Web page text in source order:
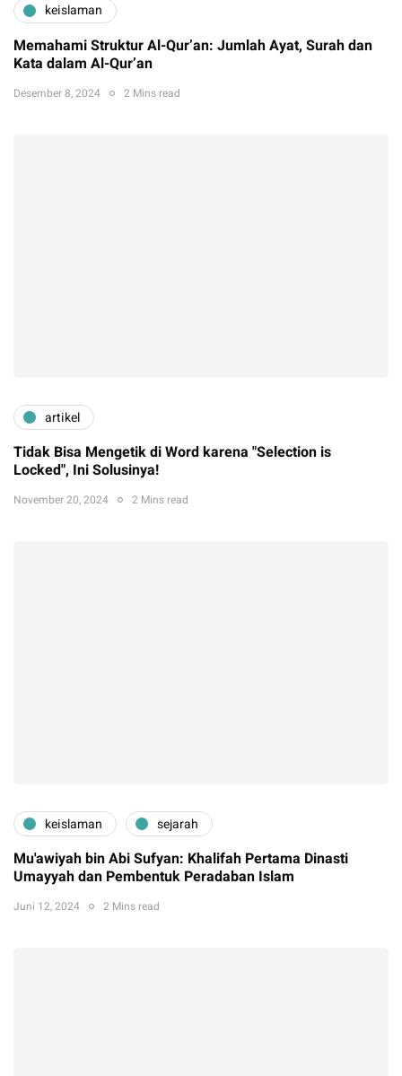
keislaman
Memahami Struktur Al-Qur’an: Jumlah Ayat, Surah dan
Kata dalam Al-Qur’an
Desember 8, 2024 2 Mins read
artikel
Tidak Bisa Mengetik di Word karena "Selection is
Locked", Ini Solusinya!
November 20, 2024 2 Mins read
keislaman sejarah
Mu'awiyah bin Abi Sufyan: Khalifah Pertama Dinasti
Umayyah dan Pembentuk Peradaban Islam
Juni 12, 2024 2 Mins read